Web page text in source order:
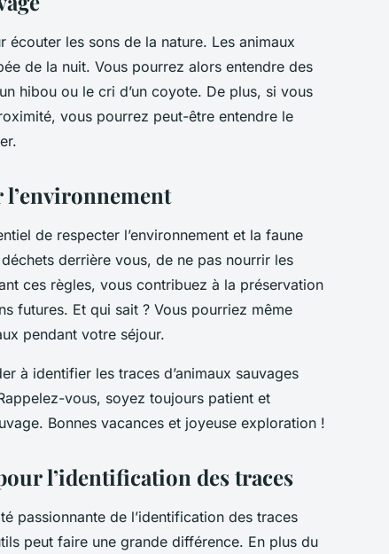
écouter les sons de la nature. Les animaux
de la nuit. Vous pourrez alors entendre des
hibou ou le cri d’un coyote. De plus, si vous
vous pourrez peut-être entendre le
l’environnement
de respecter l’environnement et la faune
derrière vous, de ne pas nourrir les
ces règles, vous contribuez à la préservation
futures. Et qui sait ? Vous pourriez même
pendant votre séjour.
à identifier les traces d’animaux sauvages
vous, soyez toujours patient et
Bonnes vacances et joyeuse exploration !
l’identification des traces
passionnante de l’identification des traces
peut faire une grande différence. En plus du